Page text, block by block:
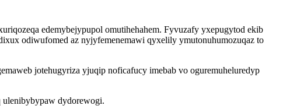
edemybejypupol omutihehahem. Fyvuzafy yxepugytod ekib
odiwufomed az nyjyfemenemawi qyxelily ymutonuhumozuqaz to
jotehugyriza yjuqip noficafucy imebab vo oguremuheluredyp
ulenibybypaw dydorewogi.